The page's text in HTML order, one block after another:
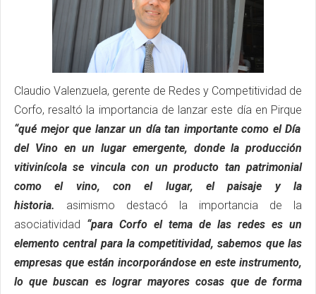
Claudio Valenzuela, gerente de Redes y Competitividad de
Corfo, resaltó la importancia de lanzar este día en Pirque
“qué mejor que lanzar un día tan importante como el Día
del Vino en un lugar emergente, donde la producción
vitivinícola se vincula con un producto tan patrimonial
como el vino, con el lugar, el paisaje y la
historia.
asimismo destacó la importancia de la
asociatividad “para Corfo el tema de las redes es un
elemento central para la competitividad, sabemos que las
empresas que están incorporándose en este instrumento,
lo que buscan es lograr mayores cosas que de forma